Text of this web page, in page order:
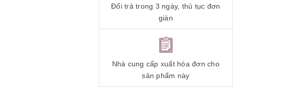
Đổi trả trong 3 ngày, thủ tục đơn
giản
Nhà cung cấp xuất hóa đơn cho
sản phẩm này